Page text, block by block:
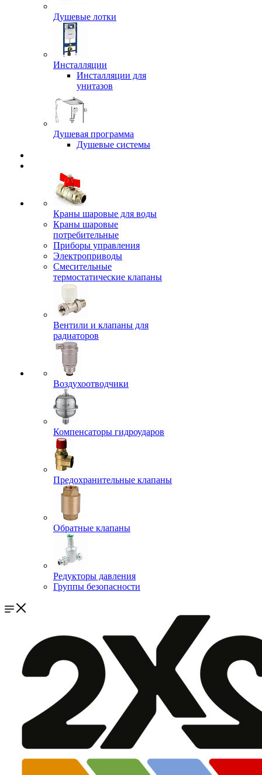
Душевые лотки
Инсталляции
Инсталляции для
унитазов
Душевая программа
Душевые системы
Краны шаровые для воды
Краны шаровые
потребительные
Приборы управления
Электроприводы
Смесительные
термостатические клапаны
Вентили и клапаны для
радиаторов
Воздухоотводчики
Компенсаторы гидроударов
Предохранительные клапаны
Обратные клапаны
Редукторы давления
Группы безопасности